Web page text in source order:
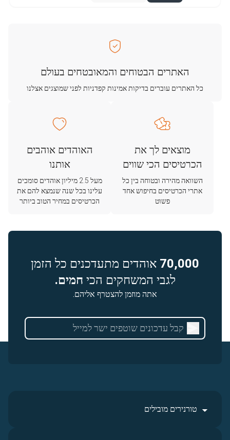
האתרים הבטוחים והמאובטחים בעולם
כל האתרים עוברים בדיקות אמינות קפדניות לפני שמוצגים אצלנו
מוצאים לך את
הכרטיסים הכי שווים
השוואה מהירה ובטוחה בין כל
אתרי הכרטיסים בחיפוש אחד
פשוט
האוהדים אוהבים
אותנו
מעל 2.5 מיליון אוהדים סומכים
עלינו בכל שנה שנמצא להם את
הכרטיסים במחיר הטוב ביותר
70,000 אוהדים מתעדכנים כל הזמן
לגבי המשחקים הכי חמים.
אתה מוזמן להצטרף אליהם.
טורנירים מובילים